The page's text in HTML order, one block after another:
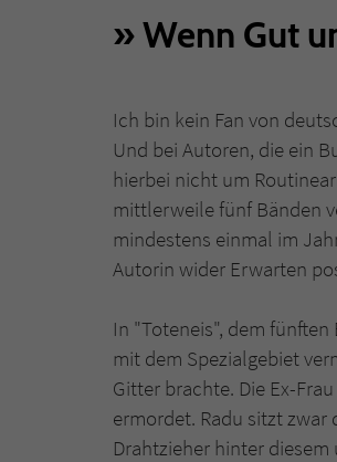
Wenn Gut
Ich bin kein Fan von
Und bei Autoren, die ein
hierbei nicht um
mittlerweile fünf Bänden
mindestens einmal im
Autorin wider Erwarten
In "Toteneis", dem
mit dem Spezialgebiet
Gitter brachte. Die Ex-
ermordet. Radu sitzt zwar
Drahtzieher hinter